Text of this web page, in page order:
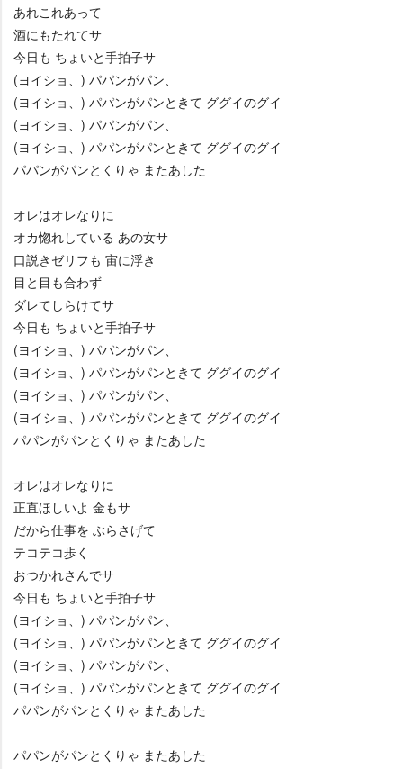
あれこれあって
酒にもたれてサ
今日も ちょいと手拍子サ
(ヨイショ、) パパンがパン、
(ヨイショ、) パパンがパンときて ググイのグイ
(ヨイショ、) パパンがパン、
(ヨイショ、) パパンがパンときて ググイのグイ
パパンがパンとくりゃ またあした
オレはオレなりに
オカ惚れしている あの女サ
口説きゼリフも 宙に浮き
目と目も合わず
ダレてしらけてサ
今日も ちょいと手拍子サ
(ヨイショ、) パパンがパン、
(ヨイショ、) パパンがパンときて ググイのグイ
(ヨイショ、) パパンがパン、
(ヨイショ、) パパンがパンときて ググイのグイ
パパンがパンとくりゃ またあした
オレはオレなりに
正直ほしいよ 金もサ
だから仕事を ぶらさげて
テコテコ歩く
おつかれさんでサ
今日も ちょいと手拍子サ
(ヨイショ、) パパンがパン、
(ヨイショ、) パパンがパンときて ググイのグイ
(ヨイショ、) パパンがパン、
(ヨイショ、) パパンがパンときて ググイのグイ
パパンがパンとくりゃ またあした
パパンがパンとくりゃ またあした